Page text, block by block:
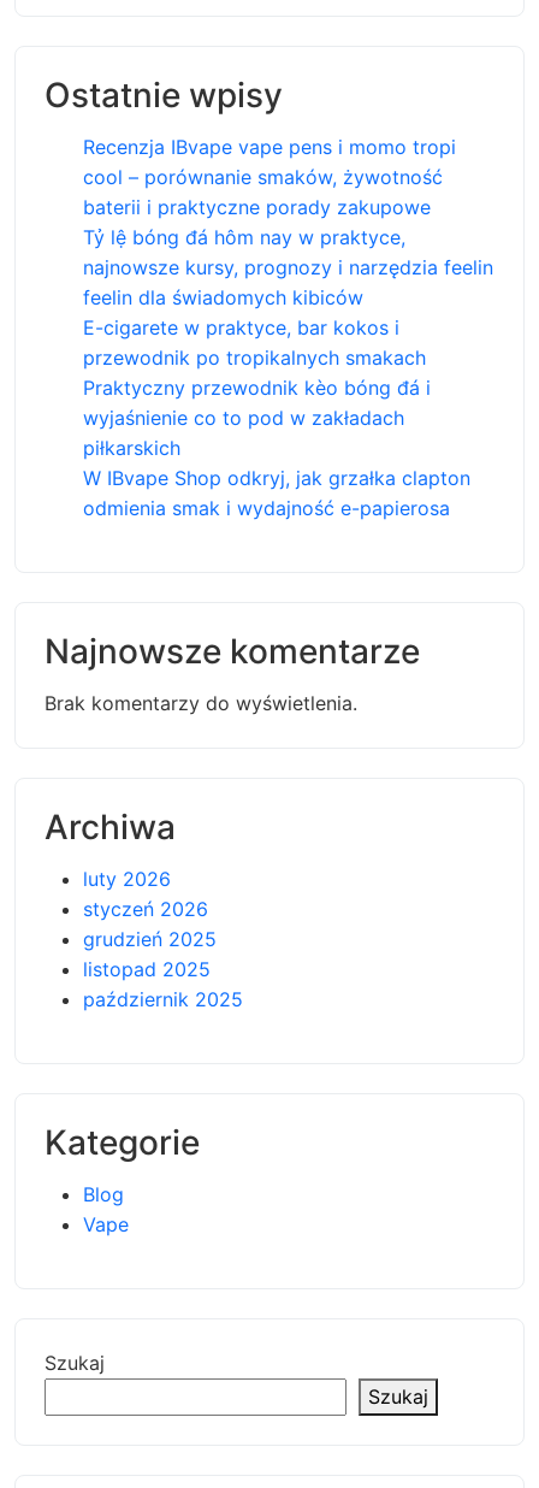
Ostatnie wpisy
Recenzja IBvape vape pens i momo tropi
cool – porównanie smaków, żywotność
baterii i praktyczne porady zakupowe
Tỷ lệ bóng đá hôm nay w praktyce,
najnowsze kursy, prognozy i narzędzia feelin
feelin dla świadomych kibiców
E-cigarete w praktyce, bar kokos i
przewodnik po tropikalnych smakach
Praktyczny przewodnik kèo bóng đá i
wyjaśnienie co to pod w zakładach
piłkarskich
W IBvape Shop odkryj, jak grzałka clapton
odmienia smak i wydajność e-papierosa
Najnowsze komentarze
Brak komentarzy do wyświetlenia.
Archiwa
luty 2026
styczeń 2026
grudzień 2025
listopad 2025
październik 2025
Kategorie
Blog
Vape
Szukaj
Szukaj